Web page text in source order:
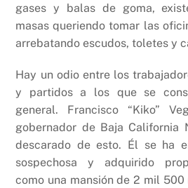
gases y balas de goma,
masas queriendo tomar las
arrebatando escudos, toletes y
Hay un odio entre los
y partidos a los que se
general. Francisco “Kiko”
gobernador de Baja California
descarado de esto. Él se ha
sospechosa y adquirido
como una mansión de 2 mil